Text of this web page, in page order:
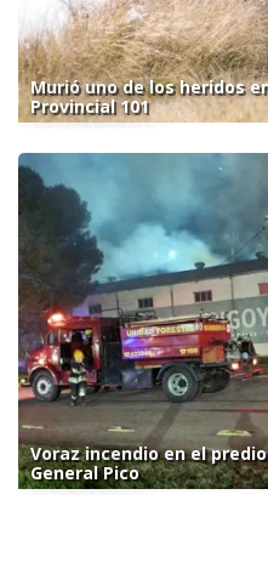
Murió uno de los heridos
Provincial 101
Voraz incendio en el
General Pico